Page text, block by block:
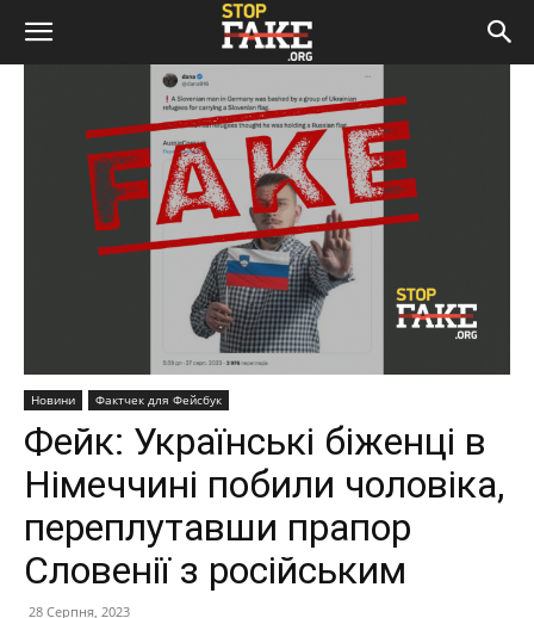
Новини Фактчек для Фейсбук
Фейк: Українські біженці в
Німеччині побили чоловіка,
переплутавши прапор
Словенії з російським
28 Серпня, 2023